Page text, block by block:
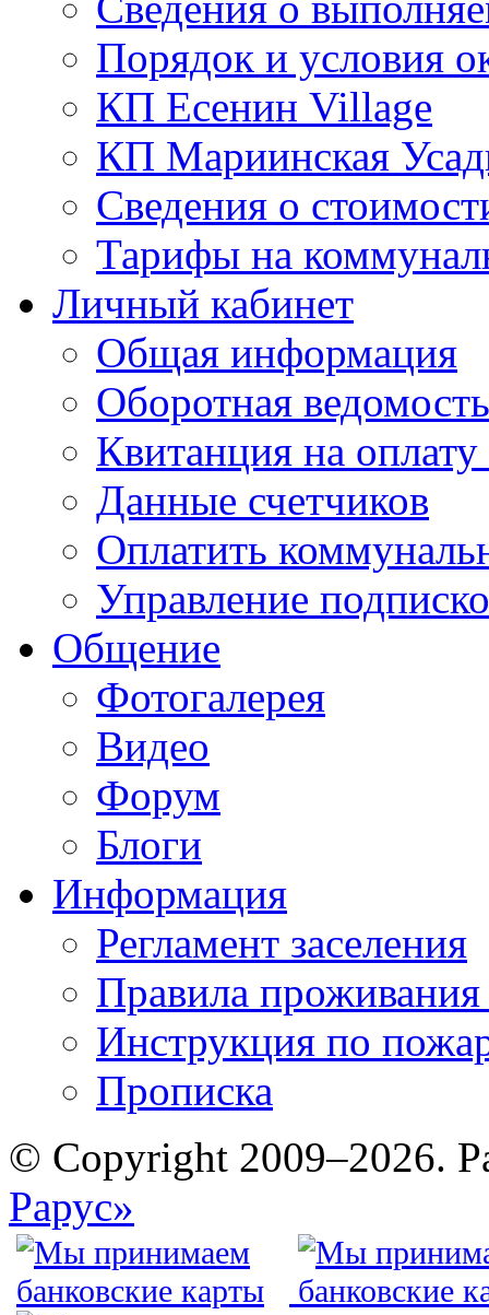
Порядок и условия
КП Есенин Village
КП Мариинская
Сведения о
Тарифы на
Личный кабинет
Общая информация
Оборотная ведомость
Квитанция на
Данные счетчиков
Оплатить
Управление
Общение
Фотогалерея
Видео
Форум
Блоги
Информация
Регламент заселения
Правила
Инструкция по
Прописка
© Copyright 2009–2026.
Рарус»